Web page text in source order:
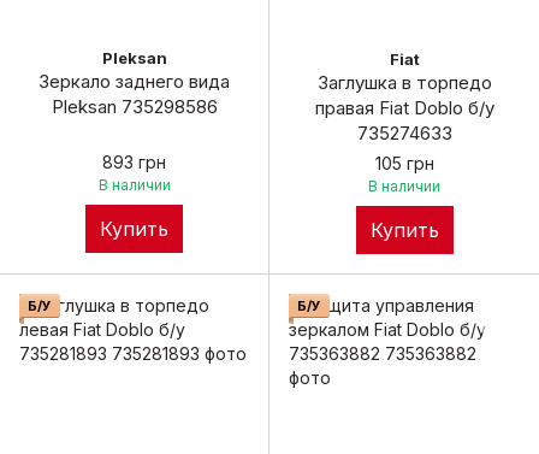
Pleksan
Зеркало заднего вида
Pleksan 735298586
893 грн
В наличии
Купить
Fiat
Заглушка в торпедо
правая Fiat Doblo б/у
735274633
105 грн
В наличии
Купить
Б/У Б/У